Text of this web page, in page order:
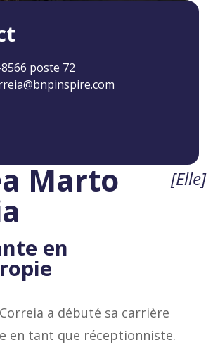
poste 72
Marto [Elle]
en
a débuté sa carrière
en tant que réceptionniste.